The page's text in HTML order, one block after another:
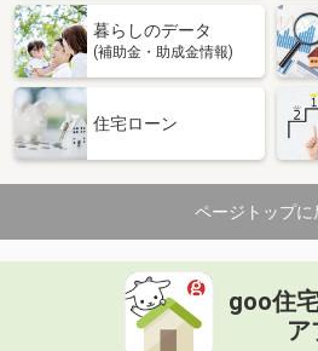
暮らしのデータ
(補助金・助成金情報)
住宅ローン
ページトップに
goo住
ア